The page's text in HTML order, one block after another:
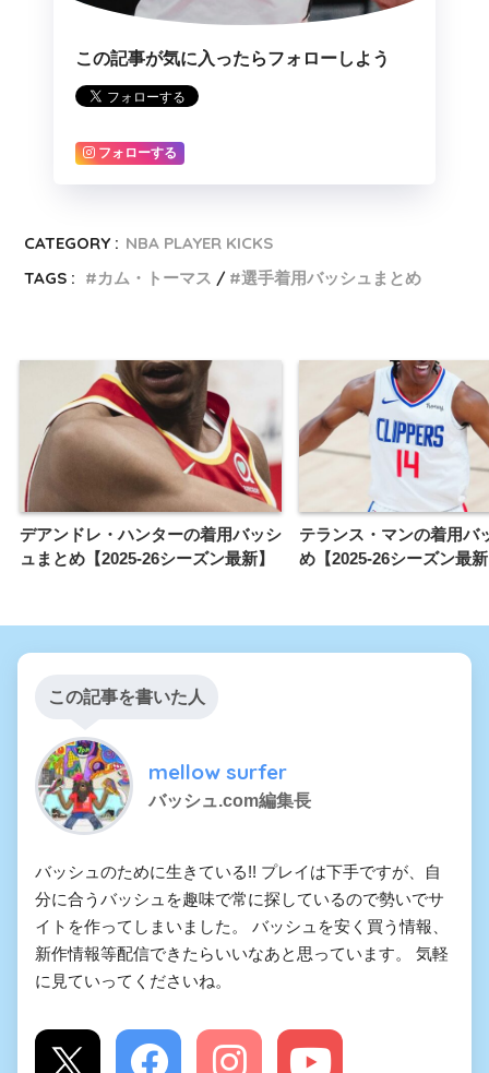
この記事が気に入ったらフォローしよう
フォローする
CATEGORY : NBA PLAYER KICKS
TAGS :
カム・トーマス 選手着用バッシュまとめ
デアンドレ・ハンターの着用バッシ
ュまとめ【2025-26シーズン最新】
テランス・マンの着用バ
め【2025-26シーズン最
この記事を書いた人
mellow surfer
バッシュ.com編集長
バッシュのために生きている!! プレイは下手ですが、自
分に合うバッシュを趣味で常に探しているので勢いでサ
イトを作ってしまいました。 バッシュを安く買う情報、
新作情報等配信できたらいいなあと思っています。 気軽
に見ていってくださいね。